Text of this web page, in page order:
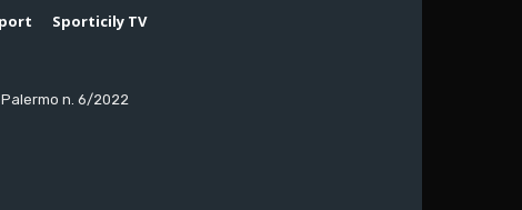
Sporticily TV
n. 6/2022